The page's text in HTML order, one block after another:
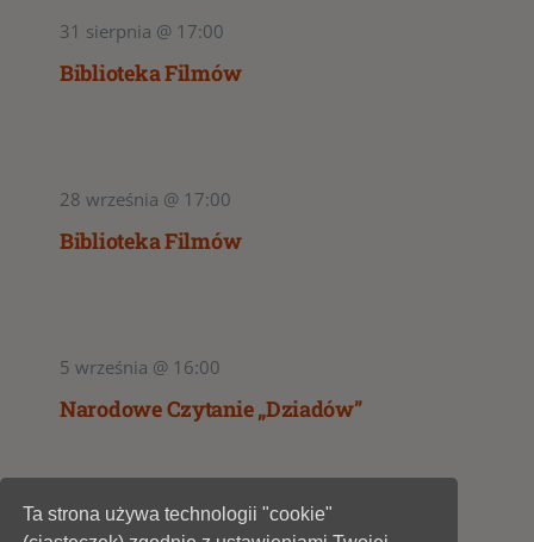
31 sierpnia @ 17:00
Biblioteka Filmów
28 września @ 17:00
Biblioteka Filmów
5 września @ 16:00
Narodowe Czytanie „Dziadów”
Ta strona używa technologii "cookie"